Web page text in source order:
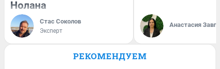
Нолана
Стас Соколов
Эксперт
Анастасия
РЕКОМЕНДУЕМ